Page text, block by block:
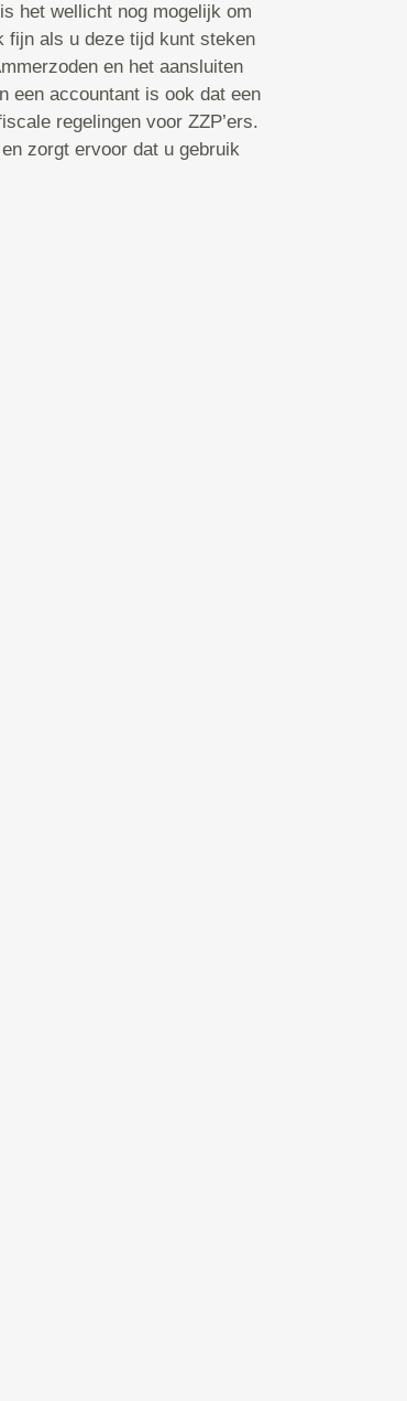
het wellicht nog mogelijk om
fijn als u deze tijd kunt steken
en het aansluiten
een accountant is ook dat een
regelingen voor ZZP’ers.
zorgt ervoor dat u gebruik